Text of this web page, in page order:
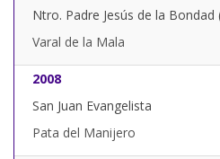
Ntro. Padre Jesús de la Bondad
Varal de la Mala
2008
San Juan Evangelista
Pata del Manijero